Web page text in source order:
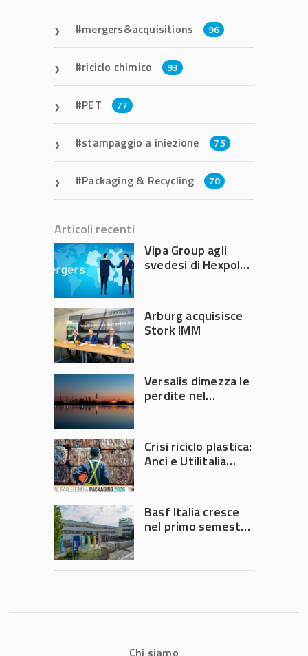
mergers&acquisitions 96
riciclo chimico 93
PET 77
stampaggio a iniezione 75
Packaging & Recycling 70
Articoli recenti
Vipa Group agli
svedesi di Hexpol
Arburg acquisisce
Stork IMM
Versalis dimezza le
perdite nel
Crisi riciclo plastica:
Anci e Utilitalia
Governo
Basf Italia cresce
nel primo semestre
Chi siamo